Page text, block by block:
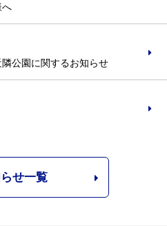
へ
公園に関するお知らせ
せ一覧